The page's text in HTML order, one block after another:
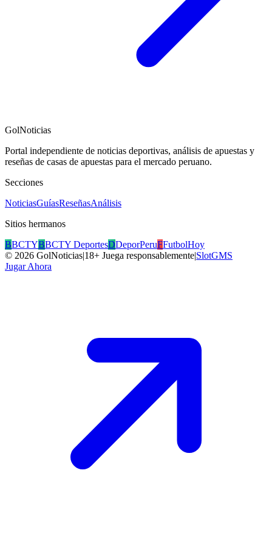
GolNoticias
Portal independiente de noticias deportivas, análisis de apuestas y
reseñas de casas de apuestas para el mercado peruano.
Secciones
NoticiasGuíasReseñasAnálisis
Sitios hermanos
BBCTYBBCTY DeportesDDeporPeruFFutbolHoy
© 2026 GolNoticias|18+ Juega responsablemente|SlotGMS
Jugar Ahora